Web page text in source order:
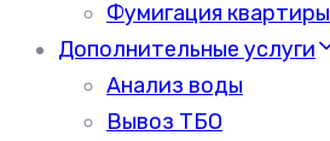
Фумигация квартиры
Дополнительные услуги
Анализ воды
Вывоз ТБО